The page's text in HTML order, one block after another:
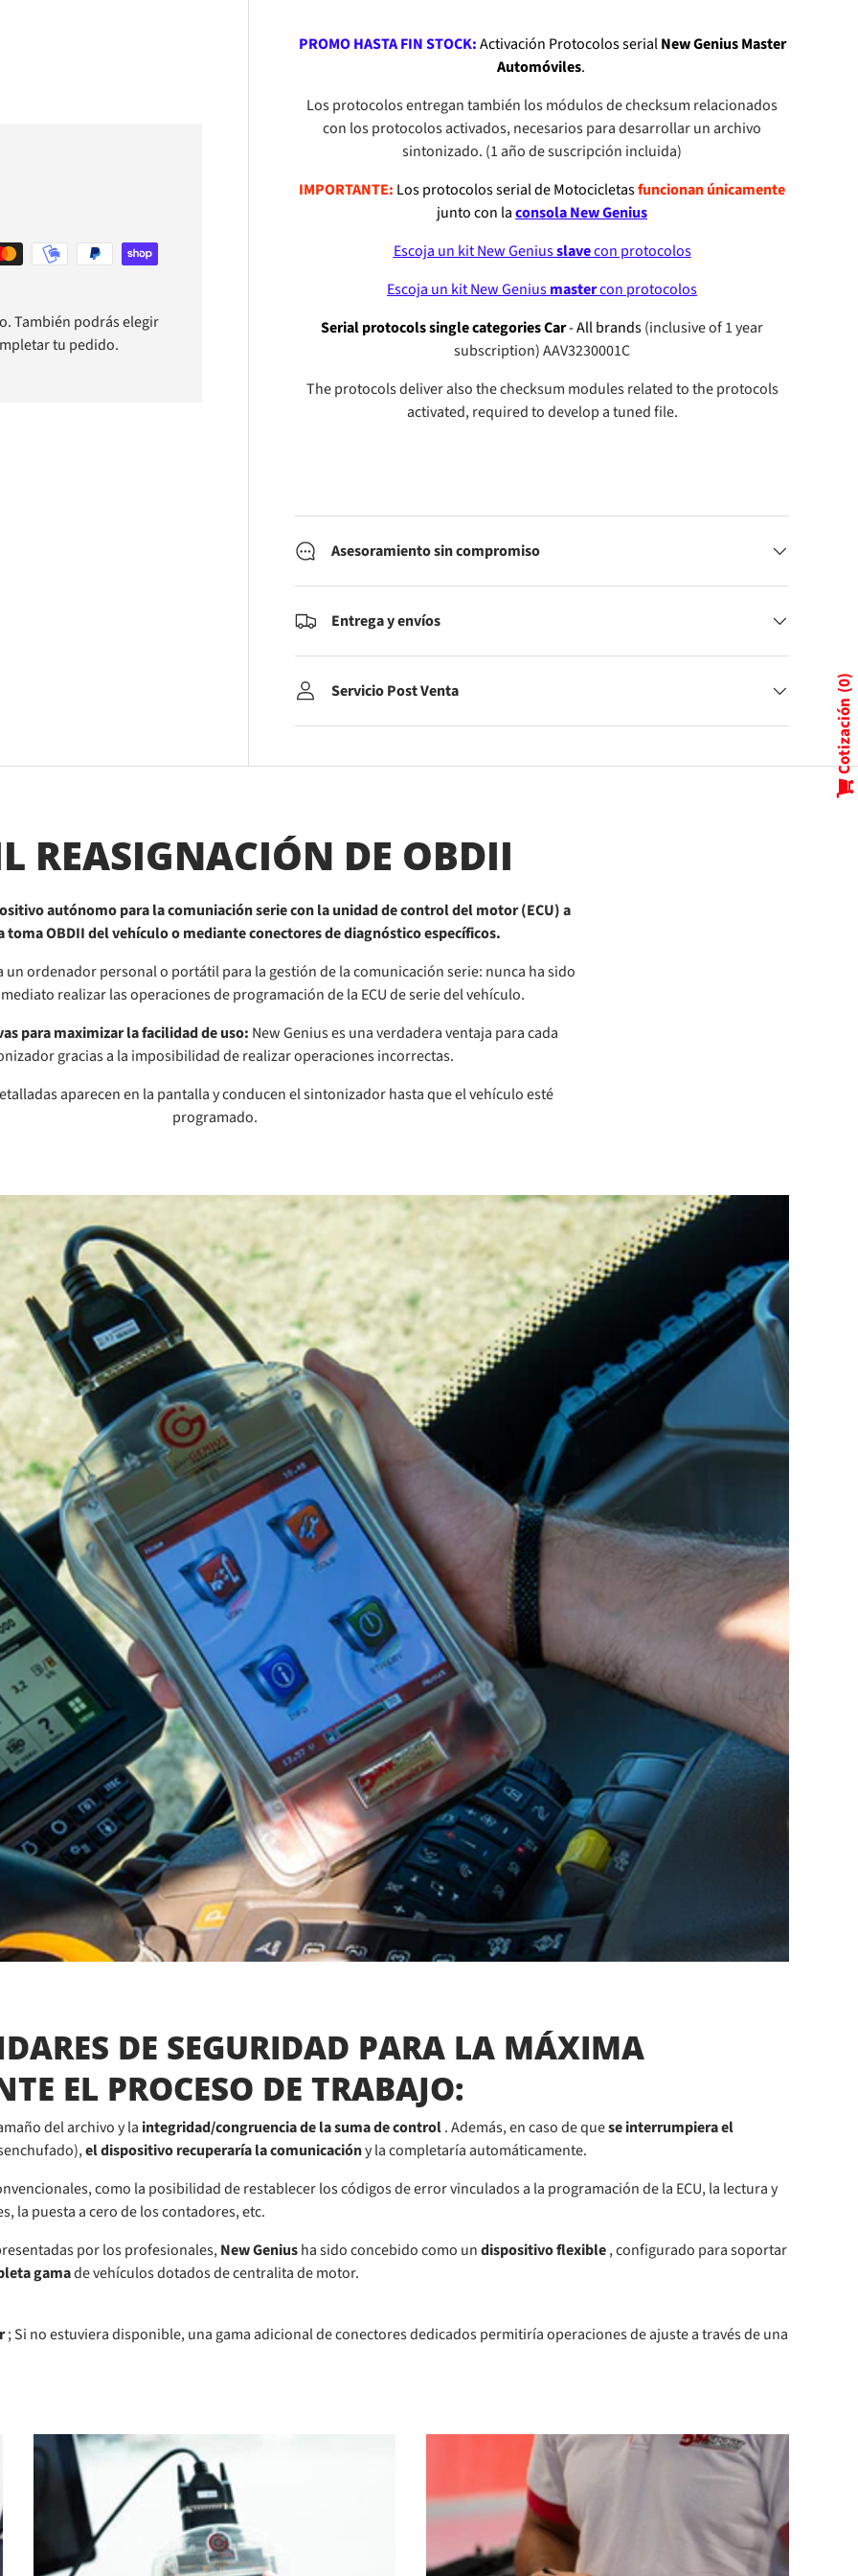
PROMO HASTA FIN STOCK:Activación Protocolos serialNew Genius Master
Automóviles.
Los protocolos entregan también los módulos de checksum relacionados
con los protocolos activados, necesarios para desarrollar un archivo
sintonizado. (1 año de suscripción incluida)
IMPORTANTE: Los protocolos serial de Motocicletasfuncionan únicamente
juntocon laconsola New Genius
Escoja un kit New Geniusslavecon protocolos
Escoja un kit New Geniusmastercon protocolos
Serial protocols single categories Car- All brands(inclusive of 1 year
subscription) AAV3230001C
The protocols deliver also the checksum modules related to the protocols
activated, required todevelop a tuned file.
Asesoramiento sin compromiso
Entrega y envíos
Servicio Post Venta
También podrás elegir
tu pedido.
REASIGNACIÓN DE OBDII
autónomo para la comuniación serie con la unidad de control del motor (ECU) a
toma OBDII del vehículo o mediante conectores de diagnóstico específicos.
un ordenador personal o portátil para la gestión de la comunicación serie: nunca ha sido
realizar las operaciones de programación de la ECU de serie del vehículo.
para maximizar la facilidad de uso: New Genius es una verdadera ventaja para cada
gracias a la imposibilidad de realizar operaciones incorrectas.
aparecen en la pantalla y conducen el sintonizador hasta que el vehículo esté
programado.
DE SEGURIDAD PARA LA MÁXIMA
EL PROCESO DE TRABAJO:
del archivo y la integridad/congruencia de la suma de control. Además, en caso de quese interrumpiera el
el dispositivo recuperaría la comunicacióny la completaría automáticamente.
como la posibilidad de restablecer los códigos de error vinculados a la programación de la ECU, la lectura y
la puesta a cero de los contadores, etc.
por los profesionales,New Geniusha sido concebido como undispositivo flexible, configurado para soportar
gamade vehículos dotados de centralita de motor.
; Si no estuviera disponible, una gama adicional de conectores dedicados permitiría operaciones de ajuste a través de una
Cotización
0